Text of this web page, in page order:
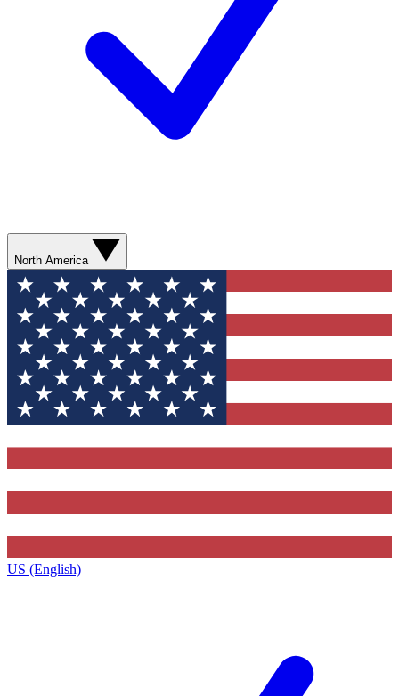
North America
US (English)